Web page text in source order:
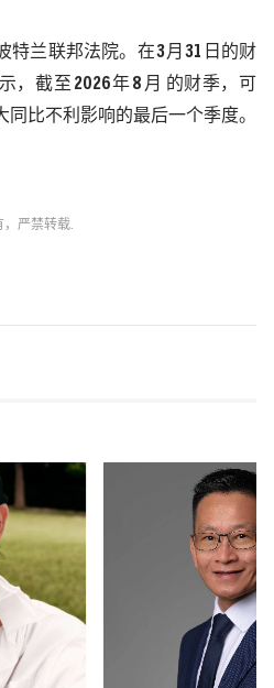
特兰联邦法院。在3 月31 日的财
，截至 2026年 8 月 的财季，可
比不利影响的最后一个季度。
，严禁转载.